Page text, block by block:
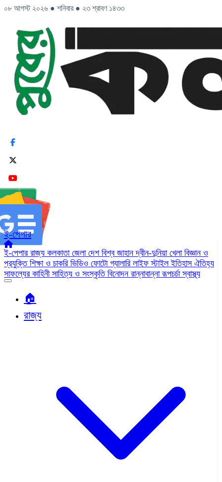
০৮ আগস্ট ২০২৬ ● শনিবার ● ২৩ শ্রাবণ ১৪৩৩
ই-পেপার
ই-পেপার রাজ্য কলকাতা জেলা দেশ বিশ্ব জাহানদ্বীন-দুনিয়া খেলা বিজ্ঞান ও
প্রযুক্তি শিক্ষা ও চাকরি ভিডিও ফোটো গ্যালারি লাইফ স্টাইলইতিহাস ঐতিহ্য
সাফল্যের কাহিনী সাহিত্য ও সংস্কৃতি বিনোদন রান্নাবান্নারূপচর্চাস্বাস্থ্য
🏠︎
রাজ্য